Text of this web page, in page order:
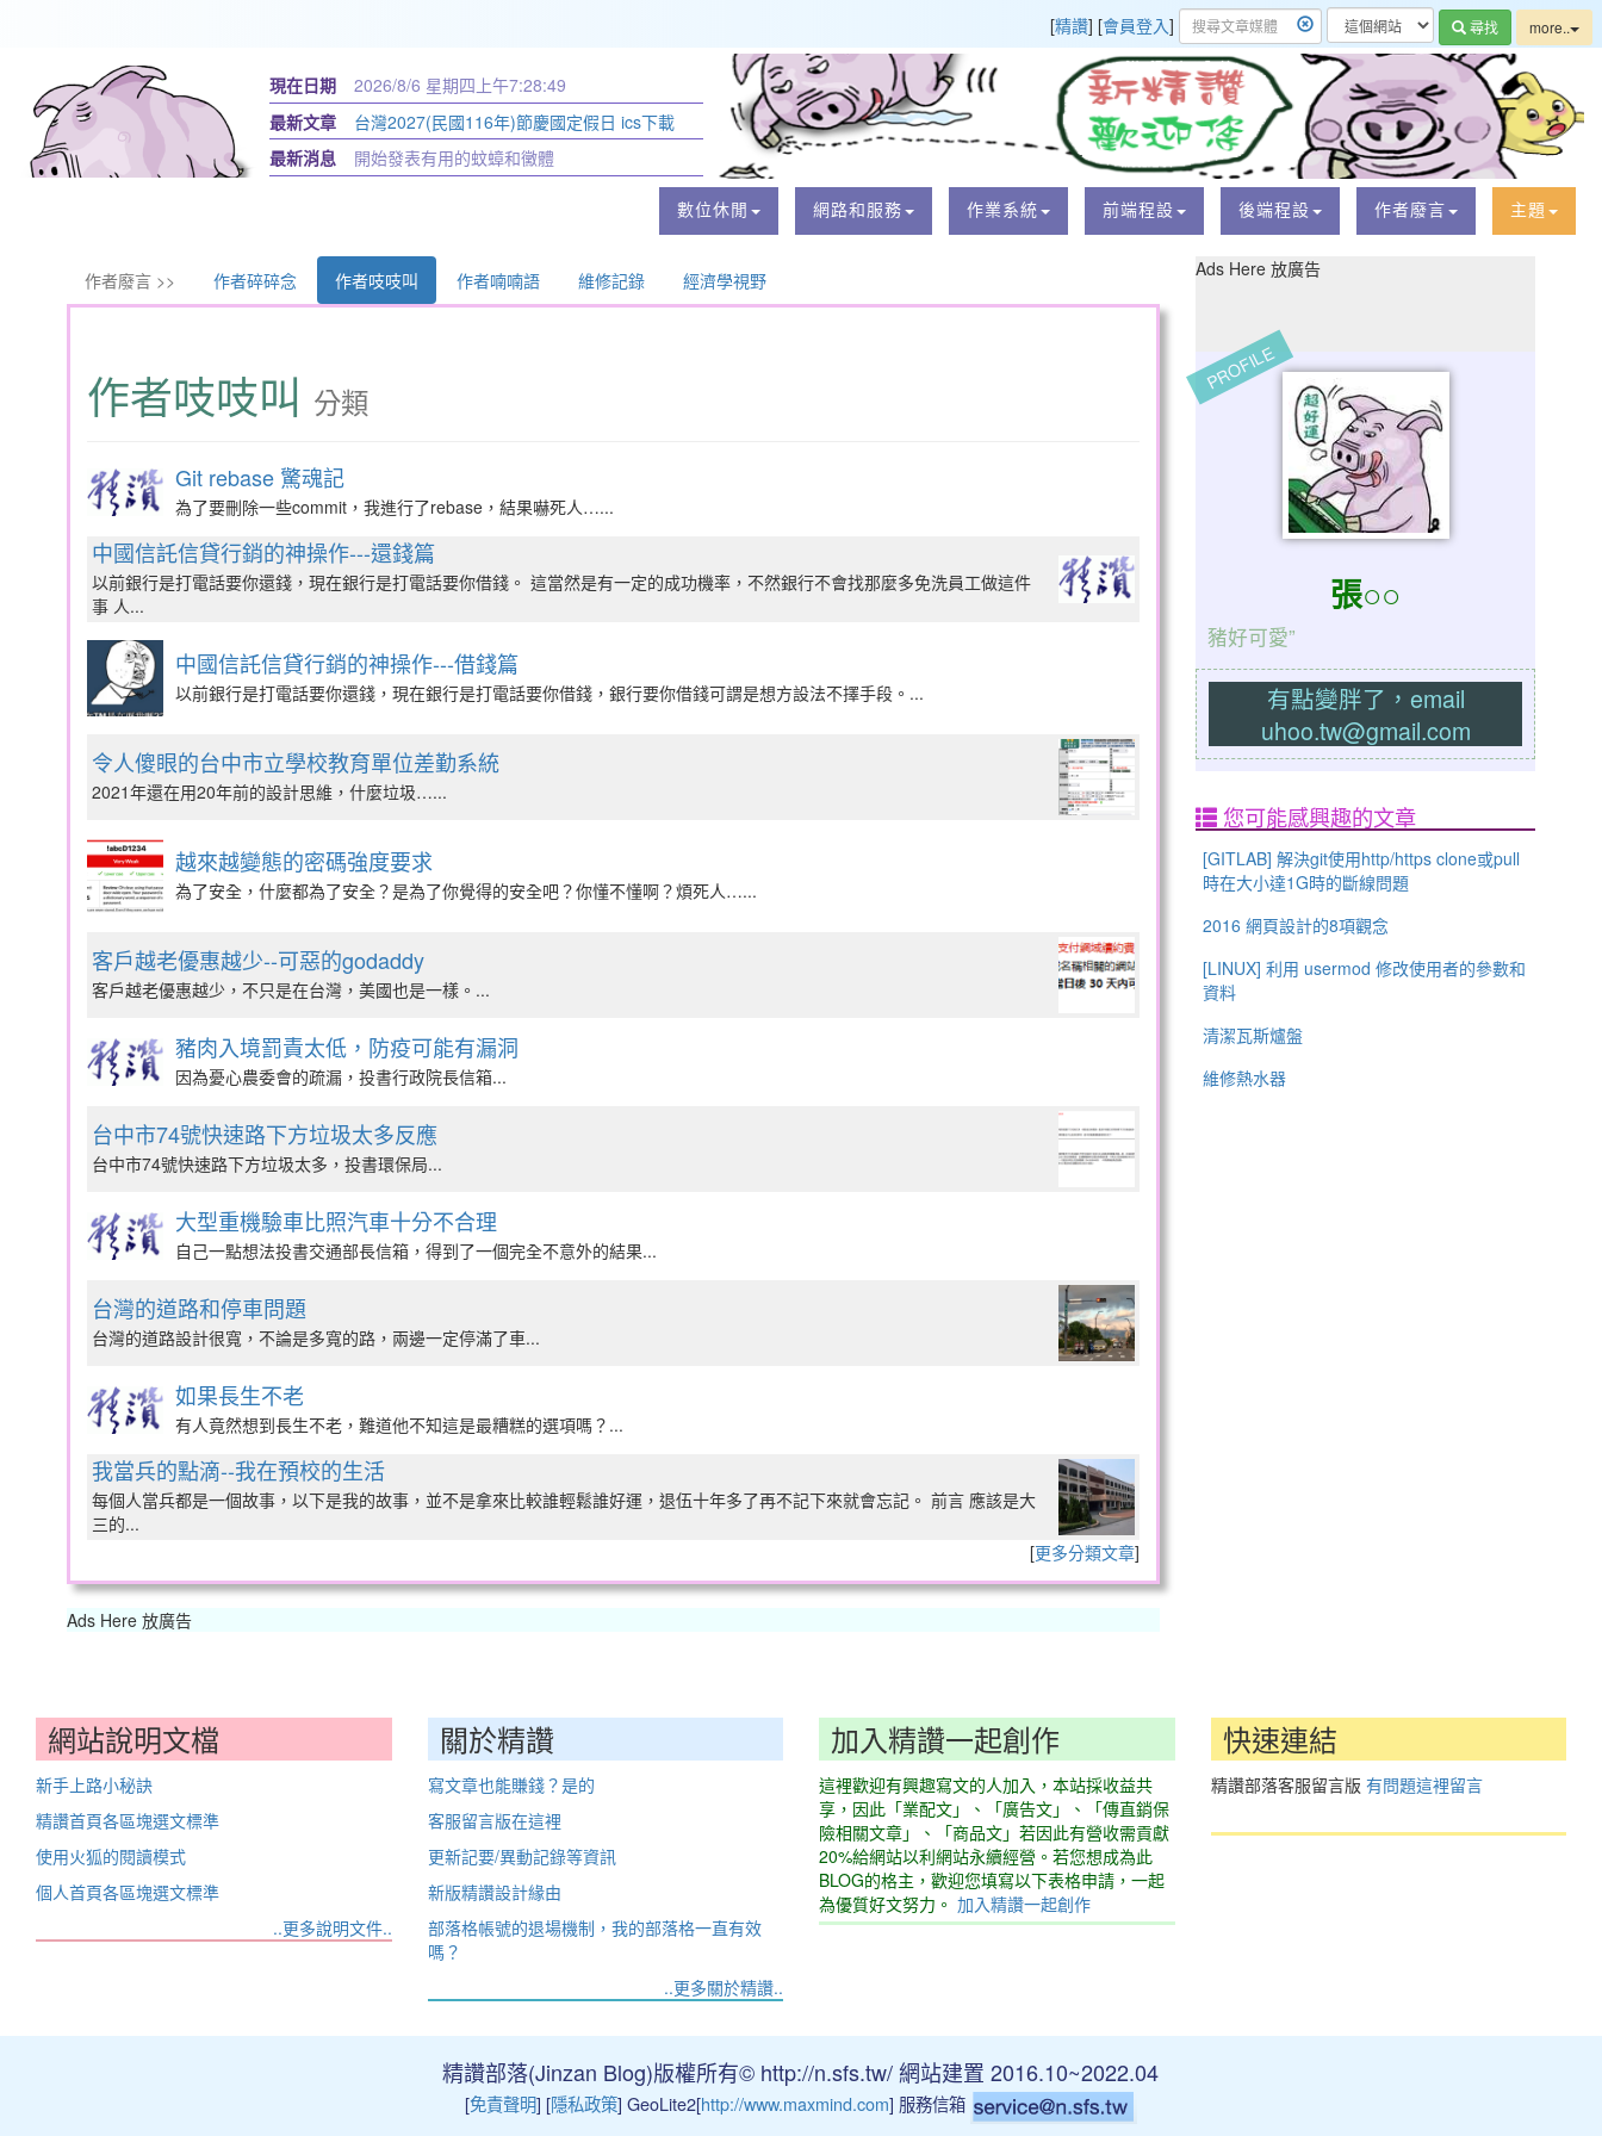
[精讚] [會員登入] 尋找 more..
現在日期 2026/8/6 星期四 上午7:28:49
最新文章
台灣2027(民國116年)節慶國定假日 ics下載
最新消息
開始發表有用的蚊蟑和黴體
數位休閒 網路和服務 作業系統 前端程設 後端程設 作者廢言 主題
作者廢言 >> 作者碎碎念 作者吱吱叫 作者喃喃語 維修記錄 經濟學視野
作者吱吱叫 分類
Git rebase 驚魂記
為了要刪除一些commit，我進行了rebase，結果嚇死人…...
中國信託信貸行銷的神操作---還錢篇
以前銀行是打電話要你還錢，現在銀行是打電話要你借錢。 這當然是有一定的成功機率，不然銀行不會找那麼多免洗員工做這件
事 人...
中國信託信貸行銷的神操作---借錢篇
以前銀行是打電話要你還錢，現在銀行是打電話要你借錢，銀行要你借錢可謂是想方設法不擇手段。...
令人傻眼的台中市立學校教育單位差勤系統
2021年還在用20年前的設計思維，什麼垃圾…...
越來越變態的密碼強度要求
為了安全，什麼都為了安全？是為了你覺得的安全吧？你懂不懂啊？煩死人…...
客戶越老優惠越少--可惡的godaddy
客戶越老優惠越少，不只是在台灣，美國也是一樣。...
豬肉入境罰責太低，防疫可能有漏洞
因為憂心農委會的疏漏，投書行政院長信箱...
台中市74號快速路下方垃圾太多反應
台中市74號快速路下方垃圾太多，投書環保局...
大型重機驗車比照汽車十分不合理
自己一點想法投書交通部長信箱，得到了一個完全不意外的結果...
台灣的道路和停車問題
台灣的道路設計很寬，不論是多寬的路，兩邊一定停滿了車...
如果長生不老
有人竟然想到長生不老，難道他不知這是最糟糕的選項嗎？...
我當兵的點滴--我在預校的生活
每個人當兵都是一個故事，以下是我的故事，並不是拿來比較誰輕鬆誰好運，退伍十年多了再不記下來就會忘記。 前言 應該是大
三的...
[更多分類文章]
Ads Here 放廣告
Ads Here 放廣告
PROFILE
張○○
豬好可愛”
有點變胖了，email
uhoo.tw@gmail.com
您可能感興趣的文章
[GITLAB] 解決git使用http/https clone或pull
時在大小達1G時的斷線問題
2016 網頁設計的8項觀念
[LINUX] 利用 usermod 修改使用者的參數和
資料
清潔瓦斯爐盤
維修熱水器
網站說明文檔
新手上路小秘訣
精讚首頁各區塊選文標準
使用火狐的閱讀模式
個人首頁各區塊選文標準
..更多說明文件..
關於精讚
寫文章也能賺錢？是的
客服留言版在這裡
更新記要/異動記錄等資訊
新版精讚設計緣由
部落格帳號的退場機制，我的部落格一直有效
嗎？
..更多關於精讚..
加入精讚一起創作
這裡歡迎有興趣寫文的人加入，本站採收益共
享，因此「業配文」、「廣告文」、「傳直銷保
險相關文章」、「商品文」若因此有營收需貢獻
20%給網站以利網站永續經營。若您想成為此
BLOG的格主，歡迎您填寫以下表格申請，一起
為優質好文努力。 加入精讚一起創作
快速連結
精讚部落客服留言版 有問題這裡留言
精讚部落(Jinzan Blog)版權所有© http://n.sfs.tw/ 網站建置 2016.10~2022.04
[免責聲明] [隱私政策] GeoLite2[http://www.maxmind.com] 服務信箱